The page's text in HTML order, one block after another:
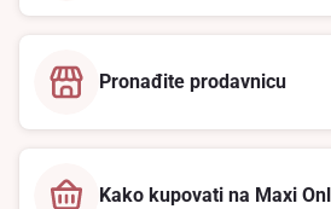
Pronađite prodavnicu
Kako kupovati na Maxi